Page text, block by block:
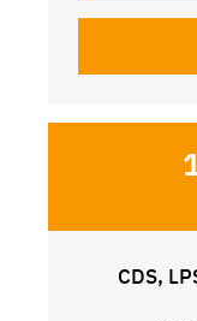
CDS,